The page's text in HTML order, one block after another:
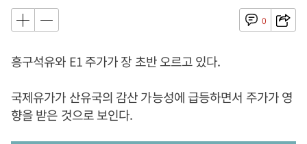
0
흥구석유와 E1 주가가 장 초반 오르고 있다.
국제유가가 산유국의 감산 가능성에 급등하면서 주가가 영
향을 받은 것으로 보인다.